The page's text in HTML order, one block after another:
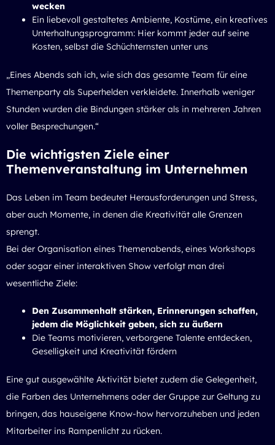
wecken
Ein liebevoll gestaltetes Ambiente, Kostüme, ein kreatives
Unterhaltungsprogramm: Hier kommt jeder auf seine
Kosten, selbst die Schüchternsten unter uns
„Eines Abends sah ich, wie sich das gesamte Team für eine
Themenparty als Superhelden verkleidete. Innerhalb weniger
Stunden wurden die Bindungen stärker als in mehreren Jahren
voller Besprechungen.“
Die wichtigsten Ziele einer
Themenveranstaltung im Unternehmen
Das Leben im Team bedeutet Herausforderungen und Stress,
aber auch Momente, in denen die Kreativität alle Grenzen
sprengt.
Bei der Organisation eines Themenabends, eines Workshops
oder sogar einer interaktiven Show verfolgt man drei
wesentliche Ziele:
Den Zusammenhalt stärken, Erinnerungen schaffen,
jedem die Möglichkeit geben, sich zu äußern
Die Teams motivieren, verborgene Talente entdecken,
Geselligkeit und Kreativität fördern
Eine gut ausgewählte Aktivität bietet zudem die Gelegenheit,
die Farben des Unternehmens oder der Gruppe zur Geltung zu
bringen, das hauseigene Know-how hervorzuheben und jeden
Mitarbeiter ins Rampenlicht zu rücken.